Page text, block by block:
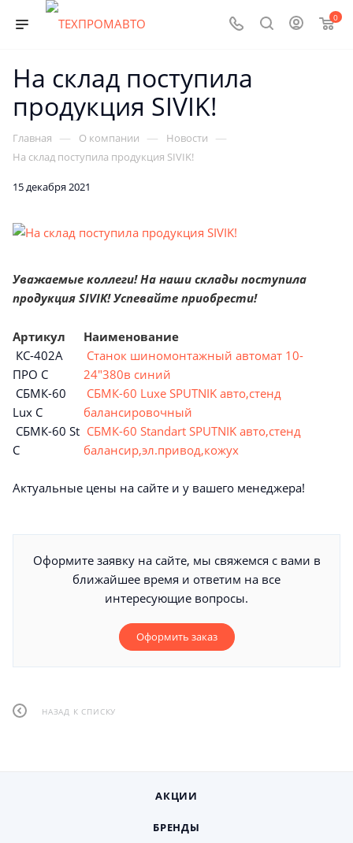
0
На склад поступила
продукция SIVIK!
Главная — О компании — Новости —
На склад поступила продукция SIVIK!
15 декабря 2021
Уважаемые коллеги! На наши склады поступила
продукция SIVIK! Успевайте приобрести!
Артикул
Наименование
КС-402А
ПРО С
Станок шиномонтажный автомат 10-
24"380в синий
СБМК-60
Lux C
СБМК-60 Luxe SPUTNIK авто,стенд
балансировочный
СБМК-60 St
С
СБМК-60 Standart SPUTNIK авто,стенд
балансир,эл.привод,кожух
Актуальные цены на сайте и у вашего менеджера!
Оформите заявку на сайте, мы свяжемся с вами в
ближайшее время и ответим на все
интересующие вопросы.
Оформить заказ
НАЗАД К СПИСКУ
АКЦИИ
БРЕНДЫ